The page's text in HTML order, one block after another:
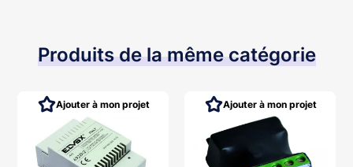
Produits de la même catégorie
Ajouter à mon projet Ajouter à mon projet